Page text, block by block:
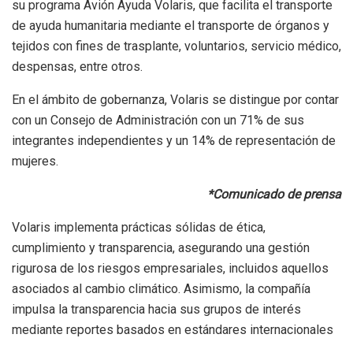
su programa Avión Ayuda Volaris, que facilita el transporte
de ayuda humanitaria mediante el transporte de órganos y
tejidos con fines de trasplante, voluntarios, servicio médico,
despensas, entre otros.
En el ámbito de gobernanza, Volaris se distingue por contar
con un Consejo de Administración con un 71% de sus
integrantes independientes y un 14% de representación de
mujeres.
*Comunicado de prensa
Volaris implementa prácticas sólidas de ética,
cumplimiento y transparencia, asegurando una gestión
rigurosa de los riesgos empresariales, incluidos aquellos
asociados al cambio climático. Asimismo, la compañía
impulsa la transparencia hacia sus grupos de interés
mediante reportes basados en estándares internacionales